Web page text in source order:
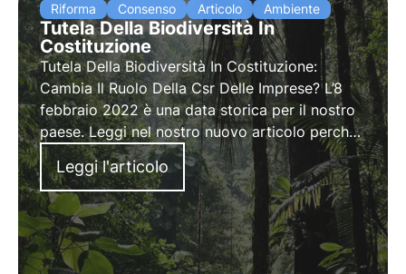
Riforma Consenso Articolo Ambiente
Tutela Della Biodiversità In
Costituzione
Tutela Della Biodiversità In Costituzione:
Cambia Il Ruolo Della Csr Delle Imprese? L’8
febbraio 2022 è una data storica per il nostro
paese. Leggi nel nostro nuovo articolo perché
è importante la tutela della biodiversità
Leggi l'articolo